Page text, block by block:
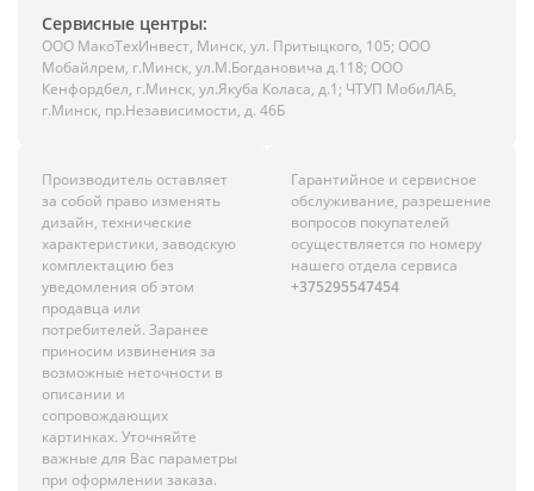
Сервисные центры:
ООО МакоТехИнвест, Минск, ул. Притыцкого, 105; ООО
Мобайлрем, г.Минск, ул.М.Богдановича д.118; ООО
Кенфордбел, г.Минск, ул.Якуба Коласа, д.1; ЧТУП МобиЛАБ,
г.Минск, пр.Независимости, д. 46Б
Производитель оставляет
за собой право изменять
дизайн, технические
характеристики, заводскую
комплектацию без
уведомления об этом
продавца или
потребителей. Заранее
приносим извинения за
возможные неточности в
описании и
сопровождающих
картинках. Уточняйте
важные для Вас параметры
при оформлении заказа.
Гарантийное и сервисное
обслуживание, разрешение
вопросов покупателей
осуществляется по номеру
нашего отдела сервиса
+375295547454